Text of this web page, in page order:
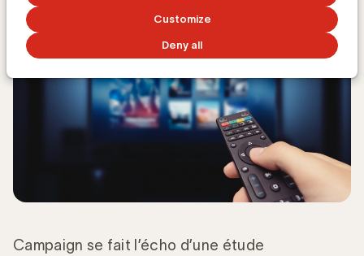
Customize
Deny all
Campaign se fait l’écho d’une étude